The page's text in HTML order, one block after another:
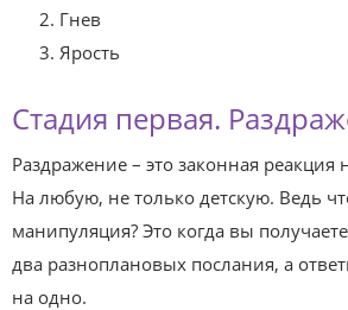
Гнев
Ярость
Стадия первая.
Раздражение – это законная
На любую, не только детскую. Ведь
манипуляция? Это когда вы
два разноплановых послания, а
на одно.